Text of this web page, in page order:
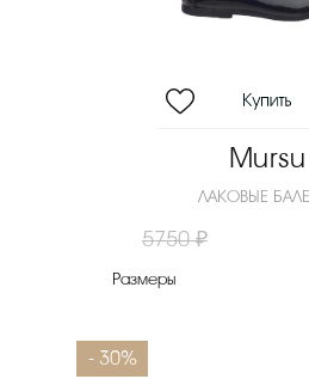
Mursu
ЛАКОВЫЕ
5750 ₽
Размеры
- 30%